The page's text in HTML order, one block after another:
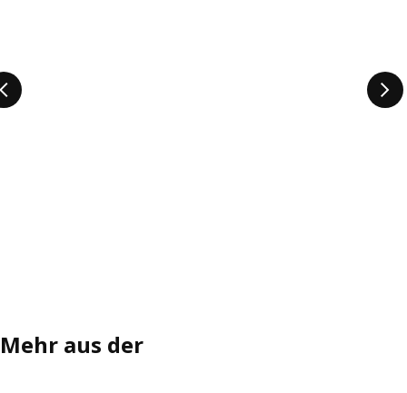
Mehr aus der